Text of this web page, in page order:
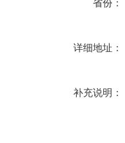
省份：
详细地址：
补充说明：